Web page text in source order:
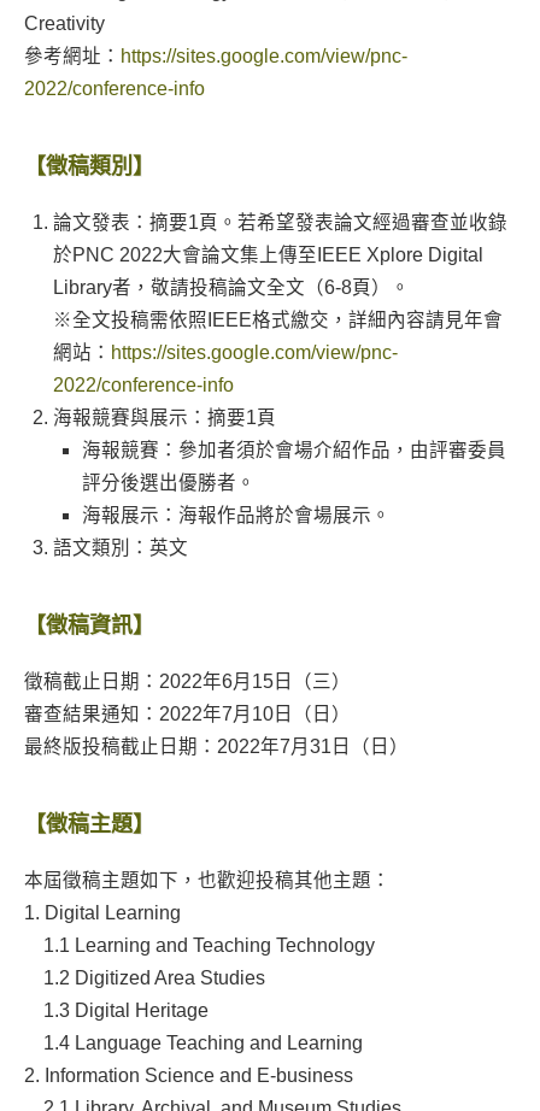
Creativity
參考網址： https://sites.google.com/view/pnc-
2022/conference-info
【徵稿類別】
論文發表：摘要1頁。若希望發表論文經過審查並收錄
於PNC 2022大會論文集上傳至IEEE Xplore Digital
Library者，敬請投稿論文全文（6-8頁）。
※全文投稿需依照IEEE格式繳交，詳細內容請見年會
網站： https://sites.google.com/view/pnc-
2022/conference-info
海報競賽與展示：摘要1頁
海報競賽：參加者須於會場介紹作品，由評審委員
評分後選出優勝者。
海報展示：海報作品將於會場展示。
語文類別：英文
【徵稿資訊】
徵稿截止日期：2022年6月15日（三）
審查結果通知：2022年7月10日（日）
最終版投稿截止日期：2022年7月31日（日）
【徵稿主題】
本屆徵稿主題如下，也歡迎投稿其他主題：
1. Digital Learning
1.1 Learning and Teaching Technology
1.2 Digitized Area Studies
1.3 Digital Heritage
1.4 Language Teaching and Learning
2. Information Science and E-business